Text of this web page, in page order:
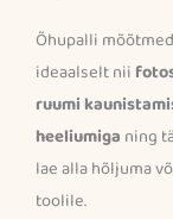
Õhupalli
ideaalselt nii
ruumi
heeliumiga ning
lae alla hõljuma
toolile.